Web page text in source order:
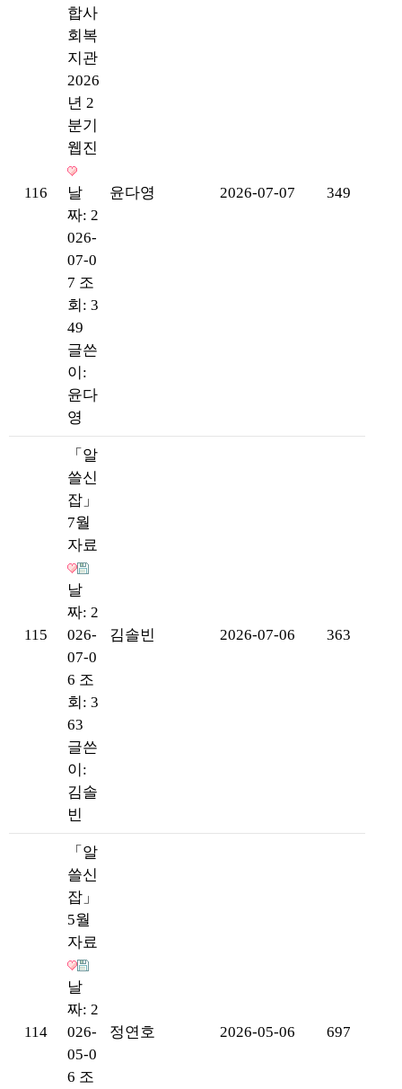
116
합사
회복
지관
2026
년 2
분기
웹진
날
짜: 2
026-
07-0
7 조
회: 3
49
글쓴
이:
윤다
영
윤다영 2026-07-07 349
115
「알
쓸신
잡」
7월
자료
날
짜: 2
026-
07-0
6 조
회: 3
63
글쓴
이:
김솔
빈
김솔빈 2026-07-06 363
114
「알
쓸신
잡」
5월
자료
날
짜: 2
026-
05-0
6 조
정연호 2026-05-06 697